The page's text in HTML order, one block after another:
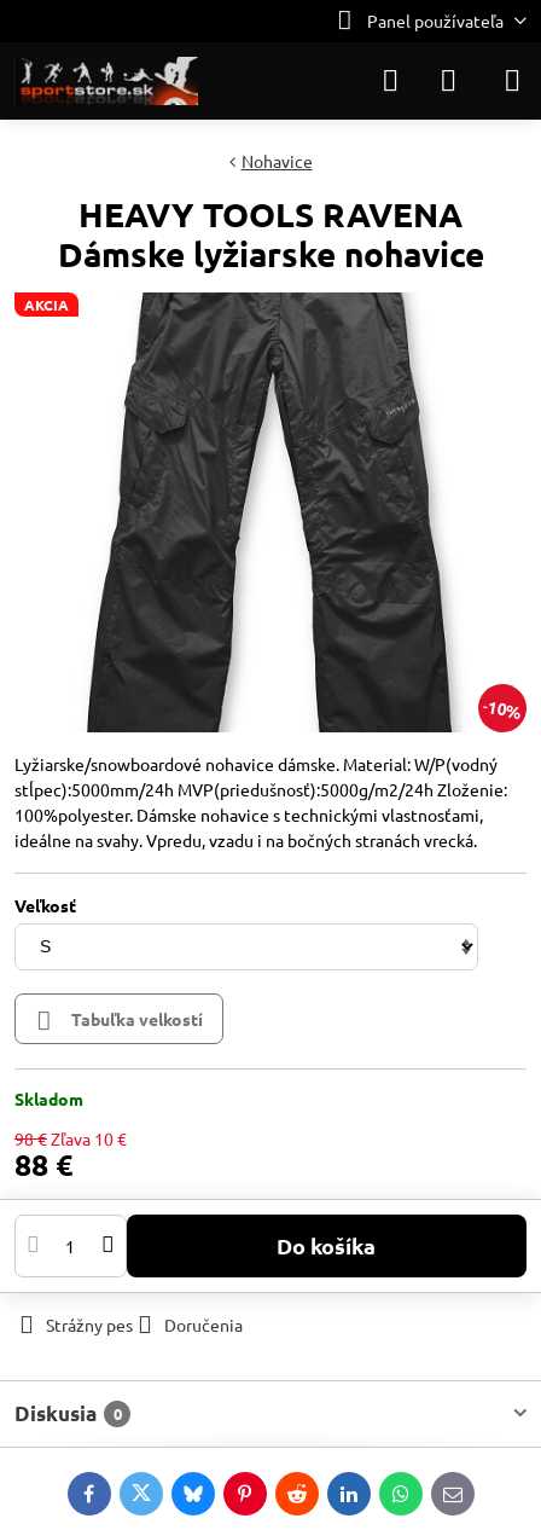
Panel používateľa
AKCIA
10%
Nohavice
HEAVY TOOLS RAVENA
Dámske lyžiarske nohavice
Lyžiarske/snowboardové nohavice dámske. Material: W/P(vodný
stĺpec):5000mm/24h MVP(priedušnosť):5000g/m2/24h Zloženie:
100%polyester. Dámske nohavice s technickými vlastnosťami,
ideálne na svahy. Vpredu, vzadu i na bočných stranách vrecká.
Veľkosť
Tabuľka velkostí
Skladom
98 €Zľava 10 €
88 €
Do košíka
Strážny pes Doručenia
Diskusia 0
FacebookTwitterBlueskyPinterestRedditLinkedInWhatsApp
E-
mail